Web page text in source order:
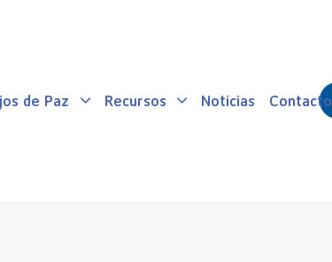
de Paz Recursos Noticias Contacto